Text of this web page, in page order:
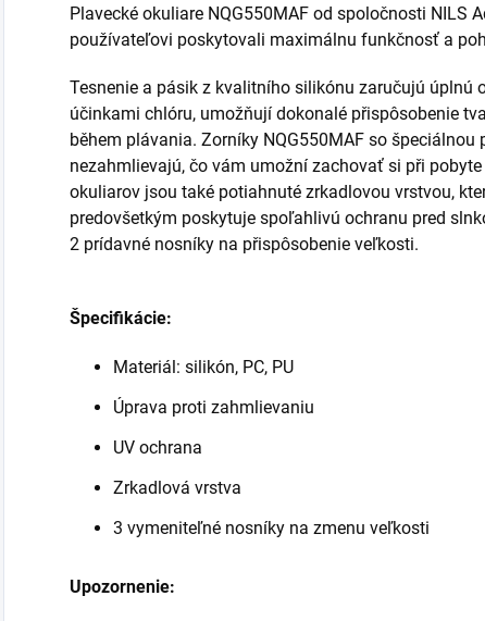
Plavecké okuliare NQG550MAF od spoločnosti NILS
používateľovi poskytovali maximálnu funkčnosť a
Tesnenie a pásik z kvalitního silikónu zaručujú úplnú
účinkami chlóru, umožňují dokonalé přispôsobenie
během plávania. Zorníky NQG550MAF so špeciálnou
nezahmlievajú, čo vám umožní zachovať si při
okuliarov jsou také potiahnuté zrkadlovou vrstvou,
predovšetkým poskytuje spoľahlivú ochranu pred
2 prídavné nosníky na přispôsobenie veľkosti.
Špecifikácie:
Materiál: silikón, PC, PU
Úprava proti zahmlievaniu
UV ochrana
Zrkadlová vrstva
3 vymeniteľné nosníky na zmenu veľkosti
Upozornenie: